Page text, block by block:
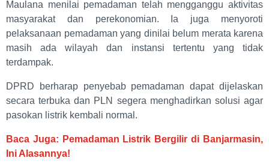
Maulana menilai pemadaman telah mengganggu aktivitas
masyarakat dan perekonomian. Ia juga menyoroti
pelaksanaan pemadaman yang dinilai belum merata karena
masih ada wilayah dan instansi tertentu yang tidak
terdampak.
DPRD berharap penyebab pemadaman dapat dijelaskan
secara terbuka dan PLN segera menghadirkan solusi agar
pasokan listrik kembali normal.
Baca Juga: Pemadaman Listrik Bergilir di Banjarmasin,
Ini Alasannya!